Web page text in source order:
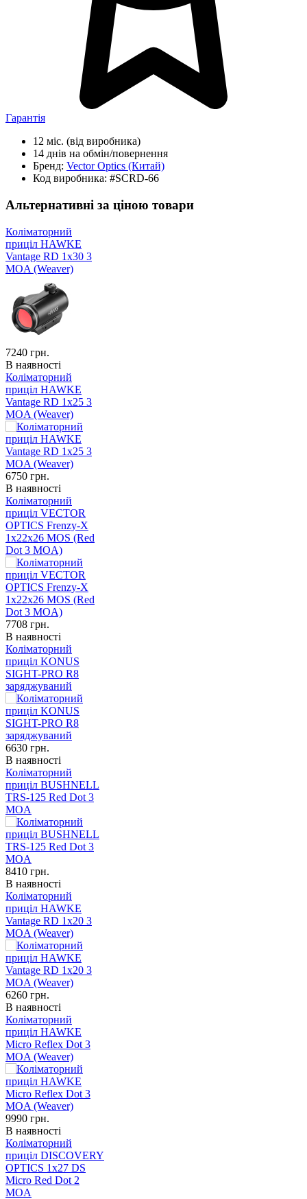
Гарантія
12 міс. (від виробника)
14 днів на обмін/повернення
Бренд: Vector Optics (Китай)
Код виробника: #SCRD-66
Альтернативні за ціною товари
Коліматорний
приціл HAWKE
Vantage RD 1x30 3
MOA (Weaver)
7240 грн.
В наявності
Коліматорний
приціл HAWKE
Vantage RD 1x25 3
MOA (Weaver)
6750 грн.
В наявності
Коліматорний
приціл VECTOR
OPTICS Frenzy-X
1x22x26 MOS (Red
Dot 3 MOA)
7708 грн.
В наявності
Коліматорний
приціл KONUS
SIGHT-PRO R8
заряджуваний
6630 грн.
В наявності
Коліматорний
приціл BUSHNELL
TRS-125 Red Dot 3
MOA
8410 грн.
В наявності
Коліматорний
приціл HAWKE
Vantage RD 1x20 3
MOA (Weaver)
6260 грн.
В наявності
Коліматорний
приціл HAWKE
Micro Reflex Dot 3
MOA (Weaver)
9990 грн.
В наявності
Коліматорний
приціл DISCOVERY
OPTICS 1x27 DS
Micro Red Dot 2
MOA